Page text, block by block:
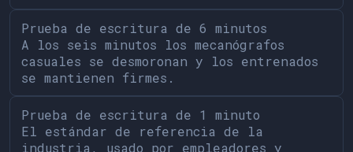
Prueba de escritura de 6 minutos
A los seis minutos los mecanógrafos
casuales se desmoronan y los entrenados
se mantienen firmes.
Prueba de escritura de 1 minuto
El estándar de referencia de la
industria, usado por empleadores y